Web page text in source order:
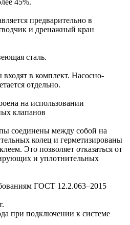
предварительно в
и дренажный кран
сталь.
в комплект. Насосно-
отдельно.
на использовании
клапанов
соединены между собой на
колец и герметизированы
Это позволяет отказаться от
и уплотнительных
ГОСТ 12.2.063–2015
при подключении к системе